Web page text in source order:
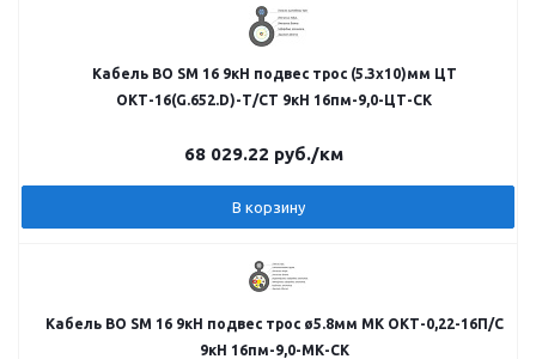
Кабель ВО SM 16 9кН подвес трос (5.3х10)мм ЦТ
ОКТ-16(G.652.D)-Т/СТ 9кН 16пм-9,0-ЦТ-СК
68 029.22 руб./км
В корзину
Кабель ВО SM 16 9кН подвес трос ø5.8мм МК ОКТ-0,22-16П/С
9кН 16пм-9,0-МК-СК